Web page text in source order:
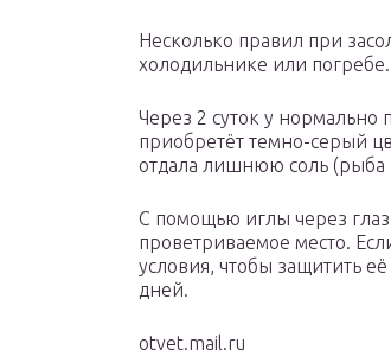
Несколько правил при
холодильнике или погребе.
Через 2 суток у нормально
приобретёт темно-серый
отдала лишнюю соль (рыба
С помощью иглы через
проветриваемое место.
условия, чтобы защитить
дней.
otvet.mail.ru